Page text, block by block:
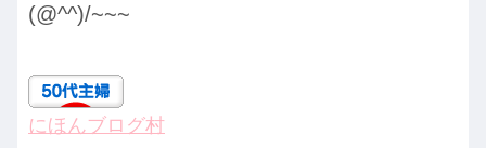
(@^^)/~~~
にほんブログ村